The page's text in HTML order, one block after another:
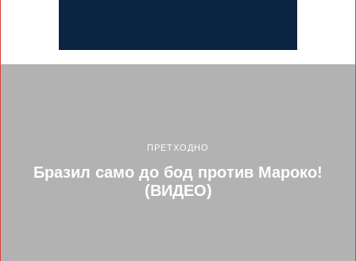
ПРЕТХОДНО
Бразил само до бод против Мароко!
(ВИДЕО)